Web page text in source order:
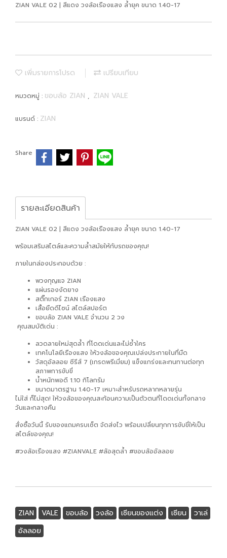
ZIAN VALE 02 | สีแดง วงล้อเรืองแสง ล้ำยุค ขนาด 1.40-17
เพิ่มรายการโปรด เปรียบเทียบ
หมวดหมู่ : ขอบล้อ ZIAN , ZIAN VALE
แบรนด์ : ZIAN
Share
รายละเอียดสินค้า
ZIAN VALE 02 | สีแดง วงล้อเรืองแสง ล้ำยุค ขนาด 1.40-17
พร้อมเสริมสไตล์และความล้ำสมัยให้กับรถของคุณ!
ภายในกล่องประกอบด้วย :
พวงกุญแจ ZIAN
แผ่นรองงัดยาง
สติ๊กเกอร์ ZIAN เรืองแสง
เสื้อยืดดีไซน์ สไตล์สปอร์ต
ขอบล้อ ZIAN VALE จำนวน 2 วง
คุณสมบัติเด่น :
ลวดลายใหม่สุดล้ำ ที่โดดเด่นและไม่ซ้ำใคร
เทคโนโลยีเรืองแสง ให้วงล้อของคุณเปล่งประกายในที่มืด
วัสดุอัลลอย ซีรีส์ 7 (เกรดพรีเมี่ยม) แข็งแกร่งและทนทานต่อทุก
สภาพการขับขี่
น้ำหนักพอดี 1.10 กิโลกรัม
ขนาดมาตรฐาน 1.40-17 เหมาะสำหรับรถหลากหลายรุ่น
ไม่ใส่ ก็ไม่สุด! ให้วงล้อของคุณสะท้อนความเป็นตัวตนที่โดดเด่นทั้งกลาง
วันและกลางคืน
สั่งซื้อวันนี้ รับของแถมครบเซ็ต จัดส่งไว พร้อมเปลี่ยนทุกการขับขี่ให้เป็น
สไตล์ของคุณ!
#วงล้อเรืองแสง #ZIANVALE #ล้อสุดล้ำ #ขอบล้ออัลลอย
ZIAN VALE ขอบล้อ วงล้อ เซียนของแต่ง เซียน
วาเล่
อัลลอย